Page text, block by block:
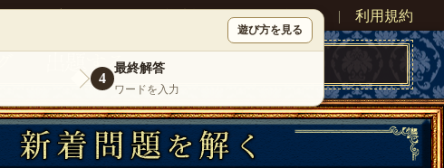
|お問い合わせ|利用規約
遊び方を見る
4
最終解答
ワードを入力